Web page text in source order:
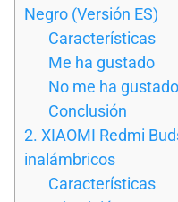
Negro (Versión ES)
Características
Me ha gustado
No me ha gustado
Conclusión
2. XIAOMI Redmi
inalámbricos
Características